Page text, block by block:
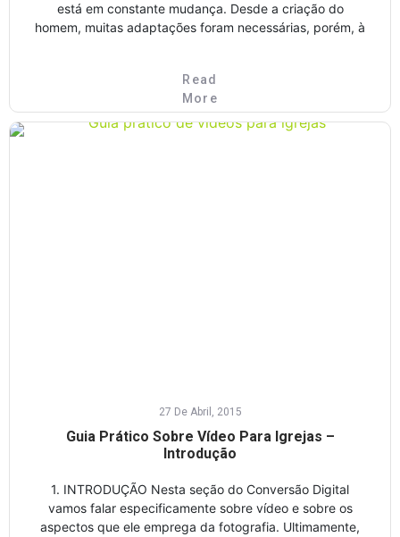
está em constante mudança. Desde a criação do
homem, muitas adaptações foram necessárias, porém, à
Read
More
27 De Abril, 2015
Guia Prático Sobre Vídeo Para Igrejas –
Introdução
1. INTRODUÇÃO Nesta seção do Conversão Digital
vamos falar especificamente sobre vídeo e sobre os
aspectos que ele emprega da fotografia. Ultimamente,